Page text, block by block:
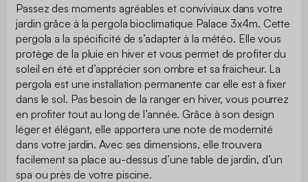
Passez des moments agréables et conviviaux dans votre
jardin grâce à la pergola bioclimatique Palace 3x4m. Cette
pergola a la spécificité de s’adapter à la météo. Elle vous
protège de la pluie en hiver et vous permet de profiter du
soleil en été et d’apprécier son ombre et sa fraicheur. La
pergola est une installation permanente car elle est à fixer
dans le sol. Pas besoin de la ranger en hiver, vous pourrez
en profiter tout au long de l’année. Grâce à son design
léger et élégant, elle apportera une note de modernité
dans votre jardin. Avec ses dimensions, elle trouvera
facilement sa place au-dessus d’une table de jardin, d’un
spa ou près de votre piscine.